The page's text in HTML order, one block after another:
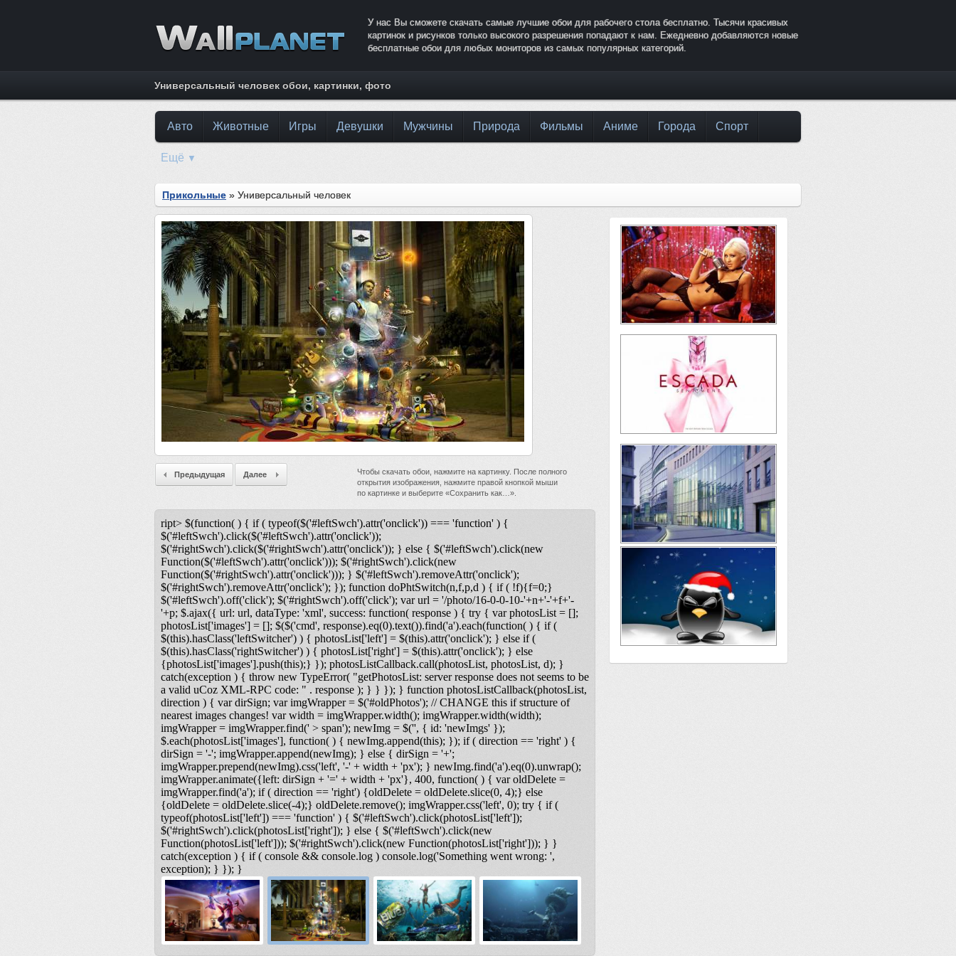
У нас Вы сможете скачать самые лучшие обои для рабочего стола бесплатно. Тысячи красивых
картинок и рисунков только высокого разрешения попадают к нам. Ежедневно добавляются новые
бесплатные обои для любых мониторов из самых популярных категорий.
Универсальный человек обои, картинки, фото
Авто Животные Игры Девушки Мужчины Природа Фильмы Аниме Города Спорт
Ещё ▼
Прикольные » Универсальный человек
Чтобы скачать обои, нажмите на картинку. После полного
открытия изображения, нажмите правой кнопкой мыши
по картинке и выберите «Сохранить как…».
Предыдущая Далее
ript> $(function( ) { if ( typeof($('#leftSwch').attr('onclick')) === 'function' ) {
$('#leftSwch').click($('#leftSwch').attr('onclick'));
$('#rightSwch').click($('#rightSwch').attr('onclick')); } else { $('#leftSwch').click(new
Function($('#leftSwch').attr('onclick'))); $('#rightSwch').click(new
Function($('#rightSwch').attr('onclick'))); } $('#leftSwch').removeAttr('onclick');
$('#rightSwch').removeAttr('onclick'); }); function doPhtSwitch(n,f,p,d ) { if ( !f){f=0;}
$('#leftSwch').off('click'); $('#rightSwch').off('click'); var url = '/photo/16-0-0-10-'+n+'-'+f+'-
'+p; $.ajax({ url: url, dataType: 'xml', success: function( response ) { try { var photosList = [];
photosList['images'] = []; $($('cmd', response).eq(0).text()).find('a').each(function( ) { if (
$(this).hasClass('leftSwitcher') ) { photosList['left'] = $(this).attr('onclick'); } else if (
$(this).hasClass('rightSwitcher') ) { photosList['right'] = $(this).attr('onclick'); } else
{photosList['images'].push(this);} }); photosListCallback.call(photosList, photosList, d); }
catch(exception ) { throw new TypeError( "getPhotosList: server response does not seems to be
a valid uCoz XML-RPC code: " . response ); } } }); } function photosListCallback(photosList,
direction ) { var dirSign; var imgWrapper = $('#oldPhotos'); // CHANGE this if structure of
nearest images changes! var width = imgWrapper.width(); imgWrapper.width(width);
imgWrapper = imgWrapper.find(' > span'); newImg = $('', { id: 'newImgs' });
$.each(photosList['images'], function( ) { newImg.append(this); }); if ( direction == 'right' ) {
dirSign = '-'; imgWrapper.append(newImg); } else { dirSign = '+';
imgWrapper.prepend(newImg).css('left', '-' + width + 'px'); } newImg.find('a').eq(0).unwrap();
imgWrapper.animate({left: dirSign + '=' + width + 'px'}, 400, function( ) { var oldDelete =
imgWrapper.find('a'); if ( direction == 'right') {oldDelete = oldDelete.slice(0, 4);} else
{oldDelete = oldDelete.slice(-4);} oldDelete.remove(); imgWrapper.css('left', 0); try { if (
typeof(photosList['left']) === 'function' ) { $('#leftSwch').click(photosList['left']);
$('#rightSwch').click(photosList['right']); } else { $('#leftSwch').click(new
Function(photosList['left'])); $('#rightSwch').click(new Function(photosList['right'])); } }
catch(exception ) { if ( console && console.log ) console.log('Something went wrong: ',
exception); } }); }